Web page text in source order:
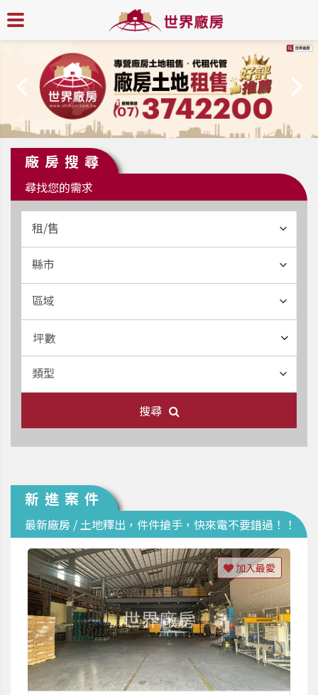
廠房搜尋
尋找您的需求
租/售
縣市
區域
坪數
類型
搜尋
新進案件
最新廠房 / 土地釋出，件件搶手，快來電不要錯過！！
加入最愛